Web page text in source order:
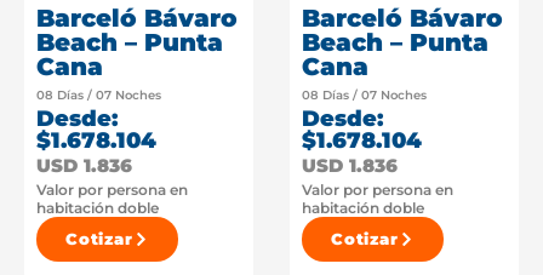
Barceló Bávaro
Beach – Punta
Cana
08 Días / 07 Noches
Desde:
$1.678.104
USD 1.836
Valor por persona en
habitación doble
Cotizar
Barceló Bávaro
Beach – Punta
Cana
08 Días / 07 Noches
Desde:
$1.678.104
USD 1.836
Valor por persona en
habitación doble
Cotizar